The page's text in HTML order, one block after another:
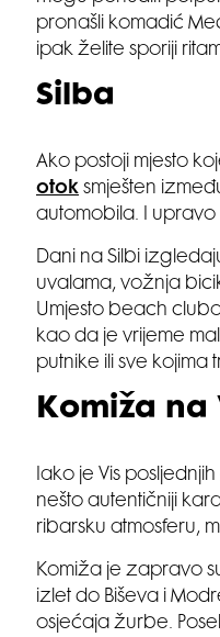
pronašli komadić
ipak želite sporiji
Silba
Ako postoji mjesto
otok smješten
automobila. I upravo
Dani na Silbi
uvalama, vožnja
Umjesto beach
kao da je vrijeme
putnike ili sve kojima
Komiža na
Iako je Vis
nešto autentičniji
ribarsku atmosferu,
Komiža je zapravo
izlet do Biševa i
osjećaja žurbe.